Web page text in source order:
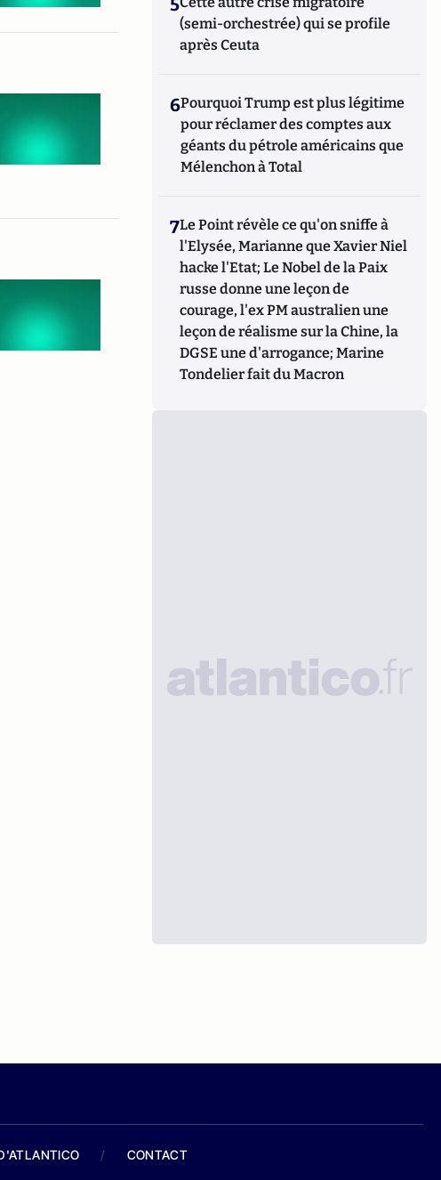
5
(semi-orchestrée) qui se profile
après Ceuta
6Pourquoi Trump est plus légitime
pour réclamer des comptes aux
géants du pétrole américains que
Mélenchon à Total
7Le Point révèle ce qu'on sniffe à
l'Elysée, Marianne que Xavier Niel
hacke l'Etat; Le Nobel de la Paix
russe donne une leçon de
courage, l'ex PM australien une
leçon de réalisme sur la Chine, la
DGSE une d'arrogance; Marine
Tondelier fait du Macron
/ CONTACT